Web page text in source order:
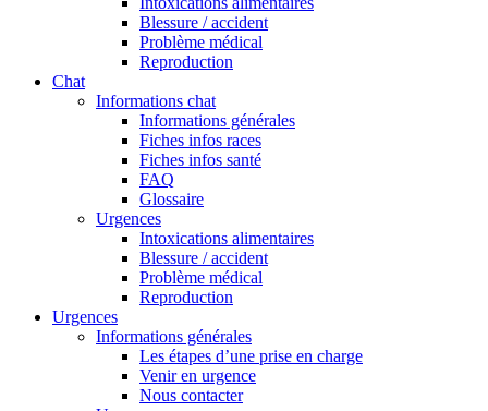
Blessure / accident
Problème médical
Reproduction
Chat
Informations chat
Informations générales
Fiches infos races
Fiches infos santé
FAQ
Glossaire
Urgences
Intoxications alimentaires
Blessure / accident
Problème médical
Reproduction
Urgences
Informations générales
Les étapes d’une prise en charge
Venir en urgence
Nous contacter